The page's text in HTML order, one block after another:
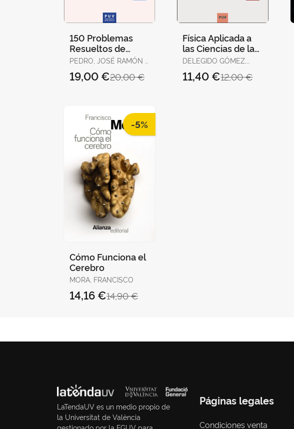
150 Problemas
Resueltos de
Síntesis Orgánica
Retrosintético)
PEDRO, JOSÉ RAMÓN /
AMPARO /
20,00 €
19,00 €
Física Aplicada a
las Ciencias de la
Salud (2ª Edición)
DELEGIDO GÓMEZ,
MUÑOZ, JUAN C. /
12,00 €
11,40 €
-5%
Cómo Funciona el
Cerebro
MORA, FRANCISCO
14,90 €
14,16 €
LaTendaUV es un medio propio de
la Universitat de València
Páginas legales
Condiciones venta